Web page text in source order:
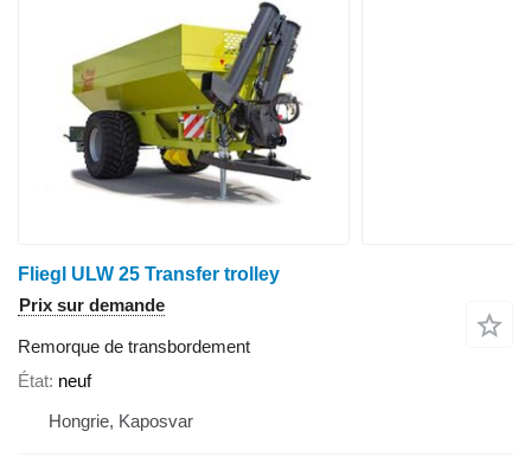
Fliegl ULW 25 Transfer trolley
Prix sur demande
Remorque de transbordement
État neuf
Hongrie, Kaposvar